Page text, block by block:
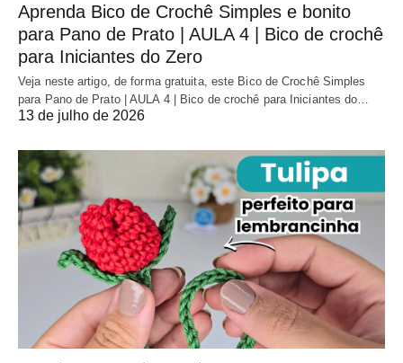
Aprenda Bico de Crochê Simples e bonito
para Pano de Prato | AULA 4 | Bico de crochê
para Iniciantes do Zero
Veja neste artigo, de forma gratuita, este Bico de Crochê Simples
para Pano de Prato | AULA 4 | Bico de crochê para Iniciantes do…
13 de julho de 2026